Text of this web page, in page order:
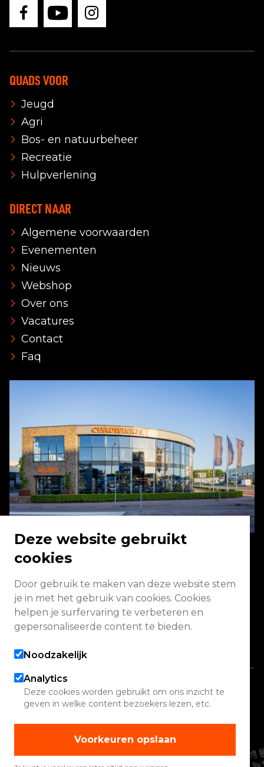
QUADS VOOR
Jeugd
Agri
Bos- en natuurbeheer
Recreatie
Hulpverlening
DIRECT NAAR
Algemene voorwaarden
Evenementen
Nieuws
Webshop
Over ons
Vacatures
Contact
Faq
Energieweg 2 3771 NA Barneveld
Vandaag geopend van 09:00 - 13:00
(werkplaats gesloten)
Copyright 2026 Quadwinkel
Cookie instellingen
Contact
Deze website gebruikt
cookies
Door gebruik te maken van deze website stem
je in met het gebruik van cookies. Cookies
helpen je surfervaring te verbeteren en
gepersonaliseerde content te bieden.
Noodzakelijk
Analytics
Deze cookies worden gebruikt om ons inzicht te
geven in welke content bezoekers lezen, etc.
Voorkeuren opslaan